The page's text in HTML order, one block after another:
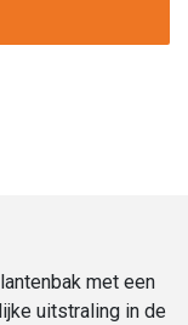
met een
uitstraling in de